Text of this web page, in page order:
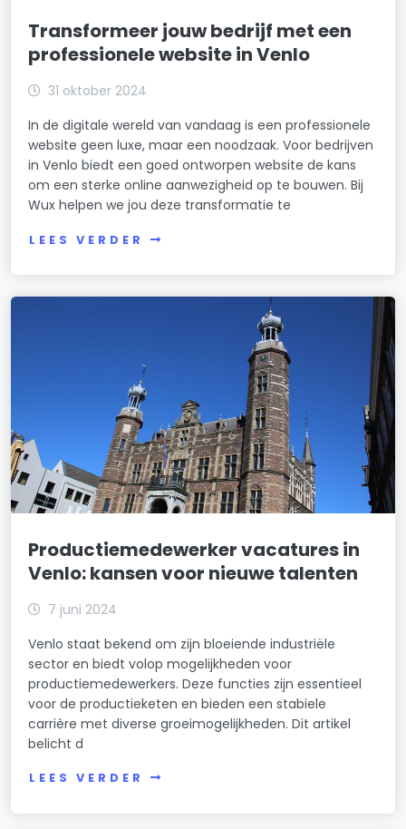
Transformeer jouw bedrijf met een
professionele website in Venlo
31 oktober 2024
In de digitale wereld van vandaag is een professionele
website geen luxe, maar een noodzaak. Voor bedrijven
in Venlo biedt een goed ontworpen website de kans
om een sterke online aanwezigheid op te bouwen. Bij
Wux helpen we jou deze transformatie te
LEES VERDER
Productiemedewerker vacatures in
Venlo: kansen voor nieuwe talenten
7 juni 2024
Venlo staat bekend om zijn bloeiende industriële
sector en biedt volop mogelijkheden voor
productiemedewerkers. Deze functies zijn essentieel
voor de productieketen en bieden een stabiele
carrière met diverse groeimogelijkheden. Dit artikel
belicht d
LEES VERDER